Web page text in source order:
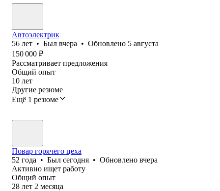
Автоэлектрик
56 лет • Был вчера • Обновлено 5 августа
150 000 ₽
Рассматривает предложения
Общий опыт
10 лет
Другие резюме
Ещё 1 резюме
Повар горячего цеха
52 года • Был сегодня • Обновлено вчера
Активно ищет работу
Общий опыт
28 лет 2 месяца